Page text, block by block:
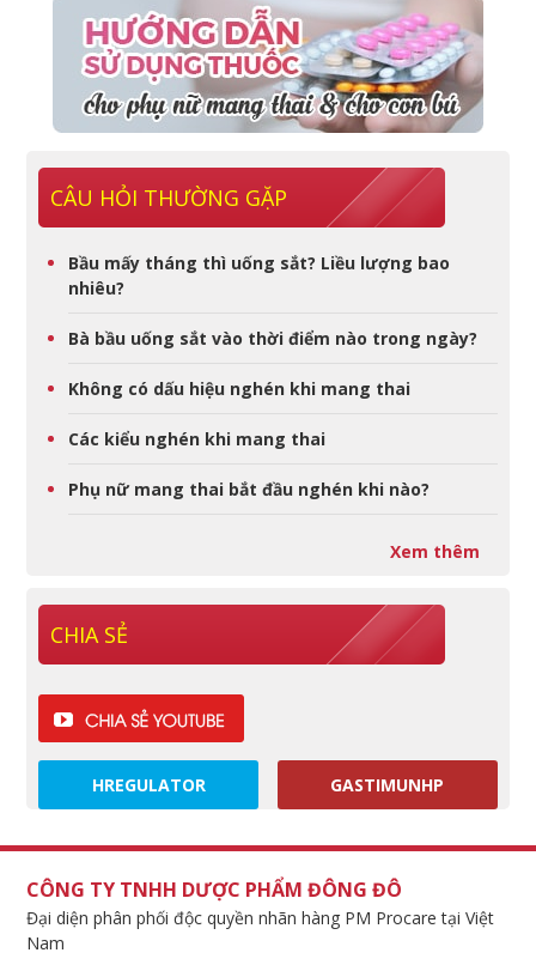
CÂU HỎI THƯỜNG GẶP
Bầu mấy tháng thì uống sắt? Liều lượng bao
nhiêu?
Bà bầu uống sắt vào thời điểm nào trong ngày?
Không có dấu hiệu nghén khi mang thai
Các kiểu nghén khi mang thai
Phụ nữ mang thai bắt đầu nghén khi nào?
Xem thêm
CHIA SẺ
HREGULATOR GASTIMUNHP
CÔNG TY TNHH DƯỢC PHẨM ĐÔNG ĐÔ
Đại diện phân phối độc quyền nhãn hàng PM Procare tại Việt
Nam